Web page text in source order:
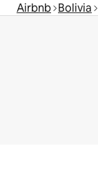
Airbnb Bolivia